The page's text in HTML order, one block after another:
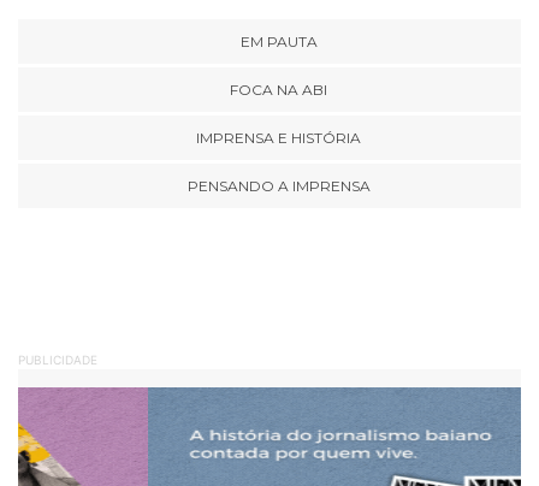
EM PAUTA
FOCA NA ABI
IMPRENSA E HISTÓRIA
PENSANDO A IMPRENSA
PUBLICIDADE